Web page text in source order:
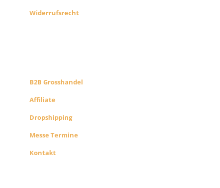
Widerrufsrecht
B2B Grosshandel
Affiliate
Dropshipping
Messe Termine
Kontakt